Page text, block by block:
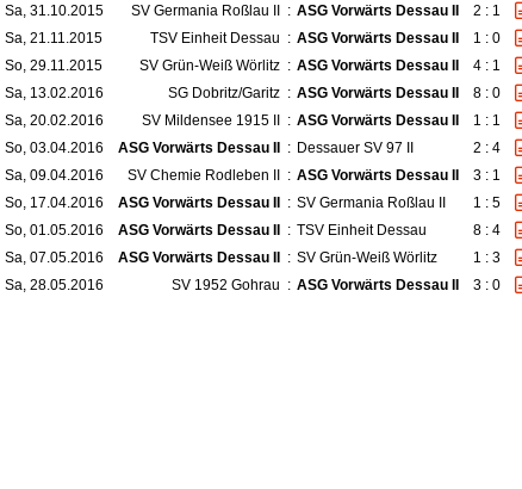
Sa, 31.10.2015 SV Germania Roßlau II : ASG Vorwärts Dessau II
2 : 1
Sa, 21.11.2015 TSV Einheit Dessau : ASG Vorwärts Dessau II
1 : 0
So, 29.11.2015 SV Grün-Weiß Wörlitz : ASG Vorwärts Dessau II
4 : 1
Sa, 13.02.2016 SG Dobritz/Garitz : ASG Vorwärts Dessau II
8 : 0
Sa, 20.02.2016 SV Mildensee 1915 II : ASG Vorwärts Dessau II
1 : 1
So, 03.04.2016 ASG Vorwärts Dessau II : Dessauer SV 97 II
2 : 4
Sa, 09.04.2016 SV Chemie Rodleben II : ASG Vorwärts Dessau II
3 : 1
So, 17.04.2016 ASG Vorwärts Dessau II : SV Germania Roßlau II
1 : 5
So, 01.05.2016 ASG Vorwärts Dessau II : TSV Einheit Dessau
8 : 4
Sa, 07.05.2016 ASG Vorwärts Dessau II : SV Grün-Weiß Wörlitz
1 : 3
Sa, 28.05.2016 SV 1952 Gohrau : ASG Vorwärts Dessau II 3 : 0